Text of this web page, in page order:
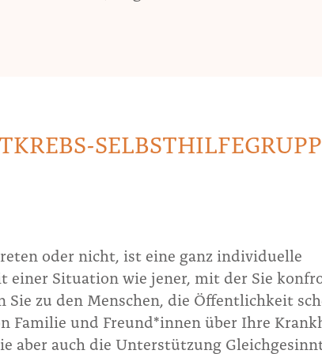
oder nicht, ist eine ganz individuelle
einer Situation wie jener, mit der Sie
zu den Menschen, die Öffentlichkeit
Familie und Freund*innen über Ihre
aber auch die Unterstützung